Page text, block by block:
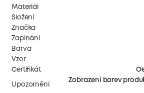
Materiál
Složení
Značka
Zapínání
Barva
Vzor
Certifikát
Upozornění
Zobrazení barev